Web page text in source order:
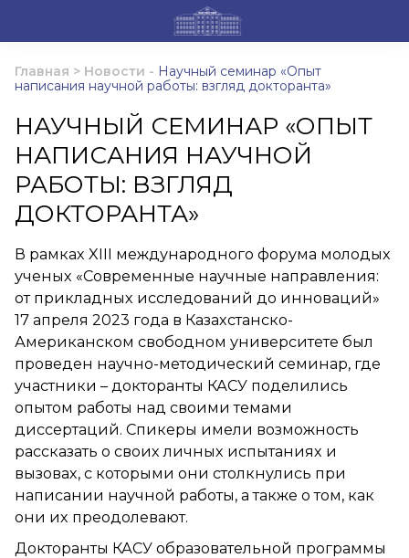
Главная > Новости - Научный семинар «Опыт
написания научной работы: взгляд докторанта»
НАУЧНЫЙ СЕМИНАР «ОПЫТ
НАПИСАНИЯ НАУЧНОЙ
РАБОТЫ: ВЗГЛЯД
ДОКТОРАНТА»
В рамках XIII международного форума молодых
ученых «Современные научные направления:
от прикладных исследований до инноваций»
17 апреля 2023 года в Казахстанско-
Американском свободном университете был
проведен научно-методический семинар, где
участники – докторанты КАСУ поделились
опытом работы над своими темами
диссертаций. Спикеры имели возможность
рассказать о своих личных испытаниях и
вызовах, с которыми они столкнулись при
написании научной работы, а также о том, как
они их преодолевают.
Докторанты КАСУ образовательной программы